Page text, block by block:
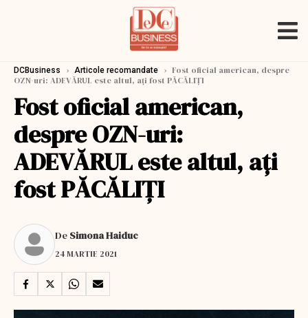
DCBusiness › Articole recomandate › Fost oficial american, despre
OZN-uri: ADEVĂRUL este altul, ați fost PĂCĂLIȚI
Fost oficial american,
despre OZN-uri:
ADEVĂRUL este altul, ați
fost PĂCĂLIȚI
De Simona Haiduc
24 MARTIE 2021